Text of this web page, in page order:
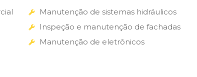
Manutenção de sistemas hidráulicos
Inspeção e manutenção de fachadas
Manutenção de eletrônicos